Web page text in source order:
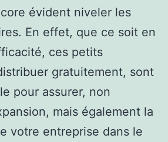
évident niveler les
En effet, que ce soit en
ces petits
gratuitement, sont
pour assurer, non
mais également la
votre entreprise dans le